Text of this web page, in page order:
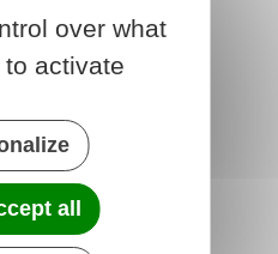
info mai
avril
info mars
janvier
info octobre
septembre
info juillet
over what
activate
all